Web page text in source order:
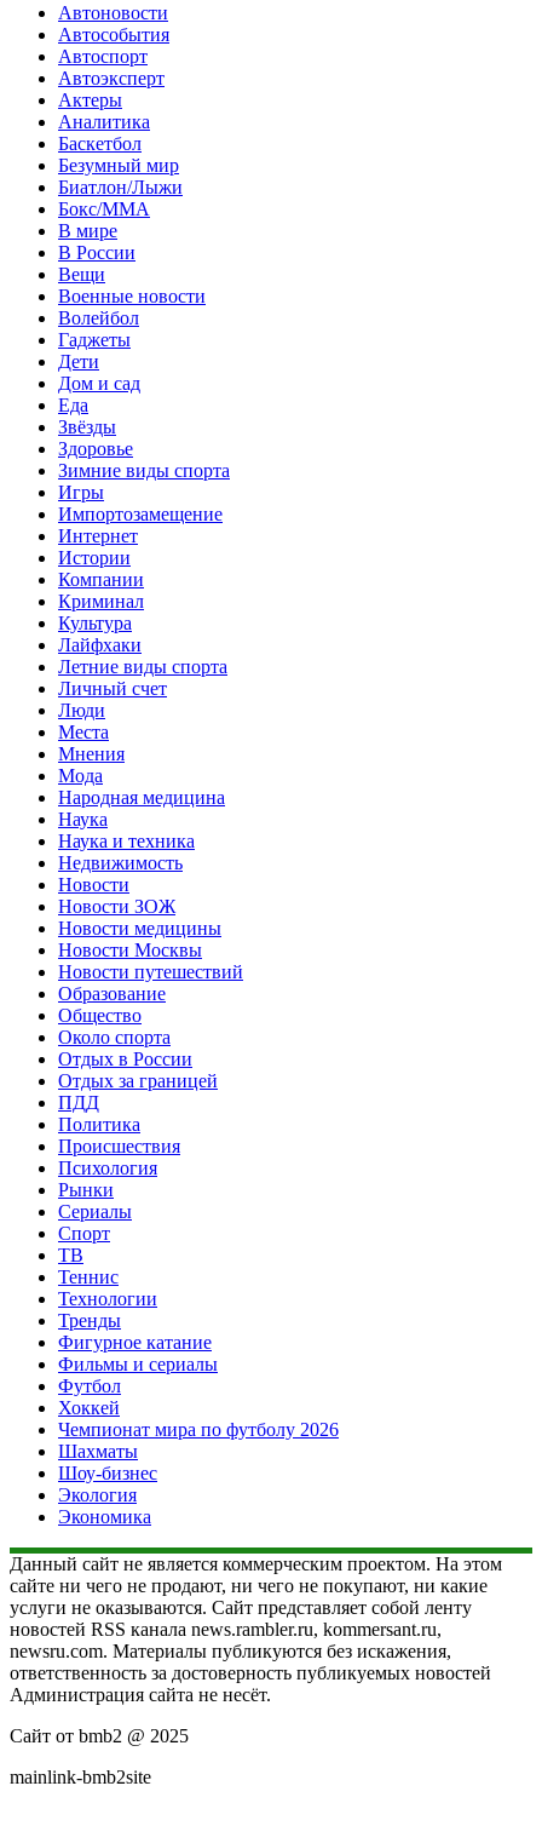
Автоновости
Автособытия
Автоспорт
Автоэксперт
Актеры
Аналитика
Баскетбол
Безумный мир
Биатлон/Лыжи
Бокс/MMA
В мире
В России
Вещи
Военные новости
Волейбол
Гаджеты
Дети
Дом и сад
Еда
Звёзды
Здоровье
Зимние виды спорта
Игры
Импортозамещение
Интернет
Истории
Компании
Криминал
Культура
Лайфхаки
Летние виды спорта
Личный счет
Люди
Места
Мнения
Мода
Народная медицина
Наука
Наука и техника
Недвижимость
Новости
Новости ЗОЖ
Новости медицины
Новости Москвы
Новости путешествий
Образование
Общество
Около спорта
Отдых в России
Отдых за границей
ПДД
Политика
Происшествия
Психология
Рынки
Сериалы
Спорт
ТВ
Теннис
Технологии
Тренды
Фигурное катание
Фильмы и сериалы
Футбол
Хоккей
Чемпионат мира по футболу 2026
Шахматы
Шоу-бизнес
Экология
Экономика
Данный сайт не является коммерческим проектом. На этом
сайте ни чего не продают, ни чего не покупают, ни какие
услуги не оказываются. Сайт представляет собой ленту
новостей RSS канала news.rambler.ru, kommersant.ru,
newsru.com. Материалы публикуются без искажения,
ответственность за достоверность публикуемых новостей
Администрация сайта не несёт.
Сайт от bmb2 @ 2025
mainlink-bmb2site